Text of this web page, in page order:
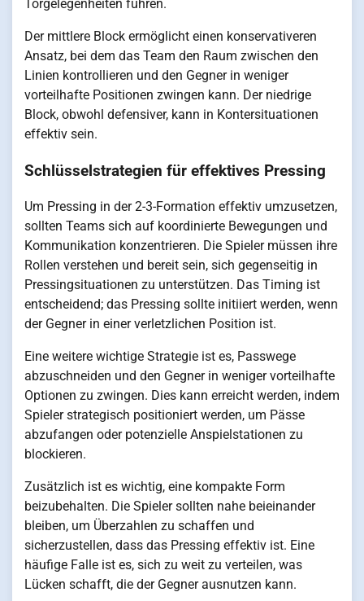
Torgelegenheiten führen.
Der mittlere Block ermöglicht einen konservativeren
Ansatz, bei dem das Team den Raum zwischen den
Linien kontrollieren und den Gegner in weniger
vorteilhafte Positionen zwingen kann. Der niedrige
Block, obwohl defensiver, kann in Kontersituationen
effektiv sein.
Schlüsselstrategien für effektives Pressing
Um Pressing in der 2-3-Formation effektiv umzusetzen,
sollten Teams sich auf koordinierte Bewegungen und
Kommunikation konzentrieren. Die Spieler müssen ihre
Rollen verstehen und bereit sein, sich gegenseitig in
Pressingsituationen zu unterstützen. Das Timing ist
entscheidend; das Pressing sollte initiiert werden, wenn
der Gegner in einer verletzlichen Position ist.
Eine weitere wichtige Strategie ist es, Passwege
abzuschneiden und den Gegner in weniger vorteilhafte
Optionen zu zwingen. Dies kann erreicht werden, indem
Spieler strategisch positioniert werden, um Pässe
abzufangen oder potenzielle Anspielstationen zu
blockieren.
Zusätzlich ist es wichtig, eine kompakte Form
beizubehalten. Die Spieler sollten nahe beieinander
bleiben, um Überzahlen zu schaffen und
sicherzustellen, dass das Pressing effektiv ist. Eine
häufige Falle ist es, sich zu weit zu verteilen, was
Lücken schafft, die der Gegner ausnutzen kann.